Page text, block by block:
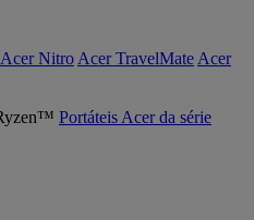
Acer Nitro Acer TravelMate Acer
Portáteis Acer da série